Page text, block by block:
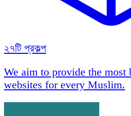
২৭টি প্রকল্প
We aim to provide the most
websites for every Muslim.